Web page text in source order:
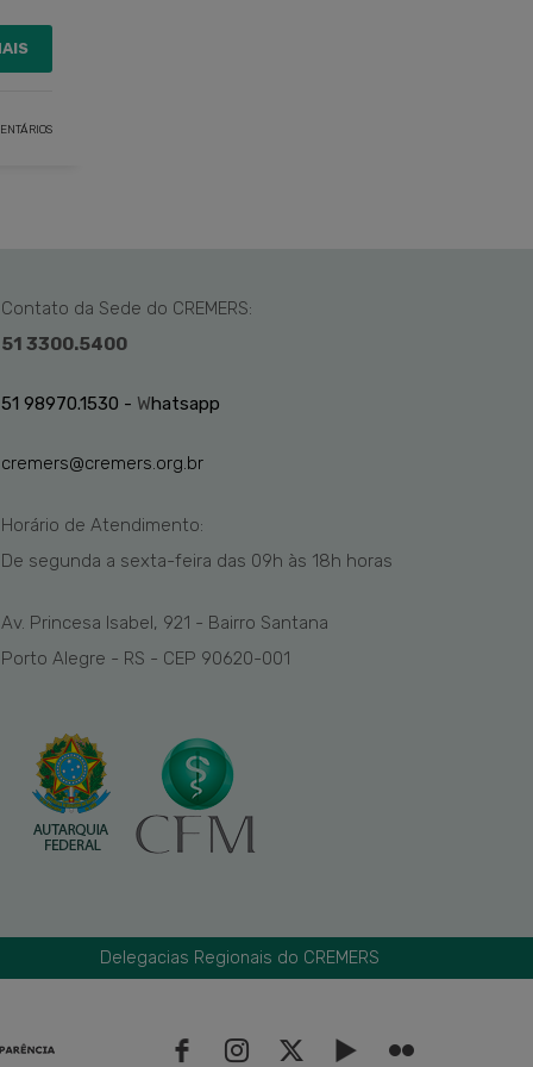
Contato da Sede do CREMERS:
51 3300.5400
51 98970.1530 - Whatsapp
cremers@cremers.org.br
Horário de Atendimento:
De segunda a sexta-feira das 09h às 18h horas
Av. Princesa Isabel, 921 - Bairro Santana
Porto Alegre - RS - CEP 90620-001
Delegacias Regionais do CREMERS